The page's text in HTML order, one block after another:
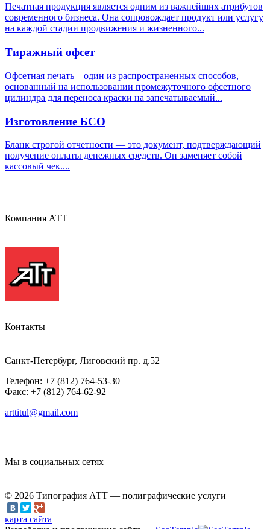
Печатная продукция является одним из важнейших атрибутов
современного бизнеса. Она сопровождает продукт или услугу
на каждой стадии продвижения и жизненного...
Тиражный офсет
Офсетная печать – один из распространенных способов,
основанный на использовании промежуточного офсетного
цилиндра для переноса краски на запечатываемый...
Изготовление БСО
Бланк строгой отчетности — это документ, подтверждающий
получение оплаты денежных средств. Он заменяет собой
кассовый чек....
Компания АТТ
Контакты
Санкт-Петербург, Лиговский пр. д.52
Телефон: +7 (812) 764-53-30
Факс: +7 (812) 764-62-92
arttitul@gmail.com
Мы в социальных сетях
© 2026 Типография АТТ — полиграфические услуги
карта сайта